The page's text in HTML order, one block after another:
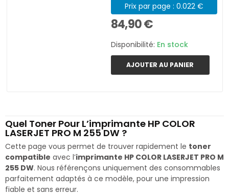
Prix par page : 0.022 €
84,90 €
Disponibilité: En stock
AJOUTER AU PANIER
Quel Toner Pour L’imprimante HP COLOR
LASERJET PRO M 255 DW ?
Cette page vous permet de trouver rapidement le toner
compatible avec l’imprimante HP COLOR LASERJET PRO M
255 DW. Nous référençons uniquement des consommables
parfaitement adaptés à ce modèle, pour une impression
fiable et sans erreur.